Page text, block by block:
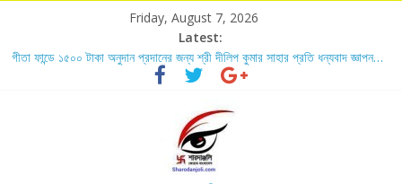
Friday, August 7, 2026
Latest:
গীতা ফান্ডে ১৫০০ টাকা অনুদান প্রদানের জন্য শ্রী দীলিপ কুমার সাহার প্রতি ধন্যবাদ জ্ঞাপন…
শ্রীশ্রী লোকনাথ ব্রহ্মচারীর ১৩৬ তম তিরোধান দিবসে বারদী শ্রী শ্রী লোকনাথ ব্রহ্মচারীর
লোকনাথ ব্রহ্মচারীর ১৩৬ তম তিরোধান দিবস উপলক্ষে নারায়ণগঞ্জ জেলার সোনারগাঁও উপজেলার
বারদীতে অবস্থা শ্রী শ্রী লোকনাথ ব্রহ্মচারীর আশ্রমে শারদাঞ্জলি ফোরামের সেবা ক্যাম্প।
গীতা ফান্ডে ৫,০০১ টাকা অনুদান প্রদানের জন্য শ্রী অয়ন সরকার (সুমন) এর প্রতি ধন্যবাদ